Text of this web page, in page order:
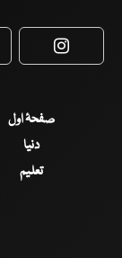
صفحۂ اول
دنیا
تعلیم